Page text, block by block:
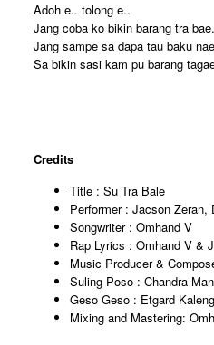
Adoh e.. tolong e..
Jang coba ko bikin barang tra
Jang sampe sa dapa tau baku
Sa bikin sasi kam pu barang
Credits
Title : Su Tra Bale
Performer : Jacson Zeran,
Songwriter : Omhand V
Rap Lyrics : Omhand V &
Music Producer &
Suling Poso : Chandra
Geso Geso : Etgard
Mixing and Mastering: